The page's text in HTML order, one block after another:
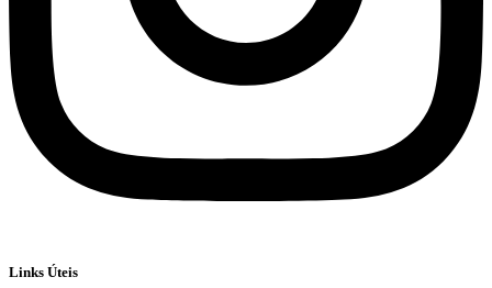
Links Úteis